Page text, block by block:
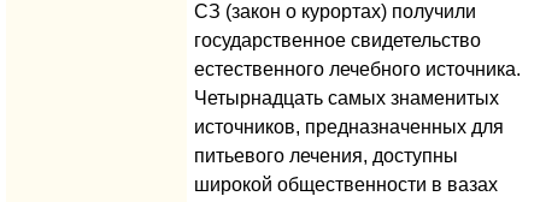
СЗ (закон о курортах) получили
государственное свидетельство
естественного лечебного источника.
Четырнадцать самых знаменитых
источников, предназначенных для
питьевого лечения, доступны
широкой общественности в вазах